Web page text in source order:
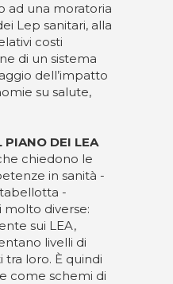
ad una moratoria
Lep sanitari, alla
costi
di un sistema
dell’impatto
su salute,
PIANO DEI LEA
chiedono le
in sanità -
-
molto diverse:
sui LEA,
livelli di
loro. È quindi
come schemi di